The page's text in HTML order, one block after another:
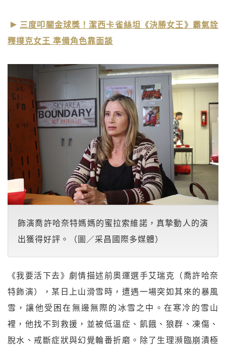
三度叩關金球獎！潔西卡雀絲坦《決勝女王》霸氣詮
釋撲克女王 準備角色靠面談
飾演喬許哈奈特媽媽的蜜拉索維諾，真摯動人的演
出獲得好評。（圖／采昌國際多媒體）
《我要活下去》劇情描述前奧運選手艾瑞克（喬許哈奈
特飾演），某日上山滑雪時，遭遇一場突如其來的暴風
雪，讓他受困在無邊無際的冰雪之中。在寒冷的雪山
裡，他找不到救援，並被低溫症、飢餓、狼群、凍傷、
脫水、戒斷症狀與幻覺輪番折磨。除了生理瀕臨崩潰極